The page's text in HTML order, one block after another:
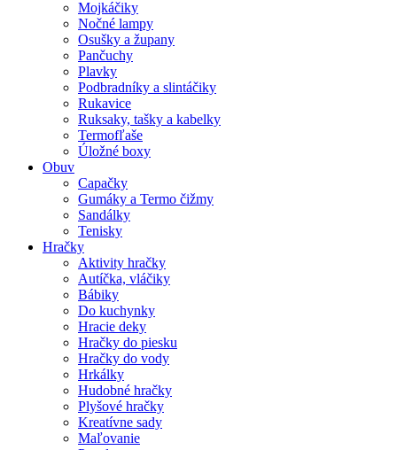
Mojkáčiky
Nočné lampy
Osušky a župany
Pančuchy
Plavky
Podbradníky a slintáčiky
Rukavice
Ruksaky, tašky a kabelky
Termofľaše
Úložné boxy
Obuv
Capačky
Gumáky a Termo čižmy
Sandálky
Tenisky
Hračky
Aktivity hračky
Autíčka, vláčiky
Bábiky
Do kuchynky
Hracie deky
Hračky do piesku
Hračky do vody
Hrkálky
Hudobné hračky
Plyšové hračky
Kreatívne sady
Maľovanie